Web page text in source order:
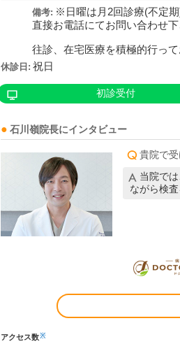
備考: ※日曜は月2回診療(不定
直接お電話にてお問い合わせ下
往診、在宅医療を積極的行っ
休診日: 祝日
初診受付
石川嶺院長にインタビュー
貴院で
当院で
ながら検
アクセス数※